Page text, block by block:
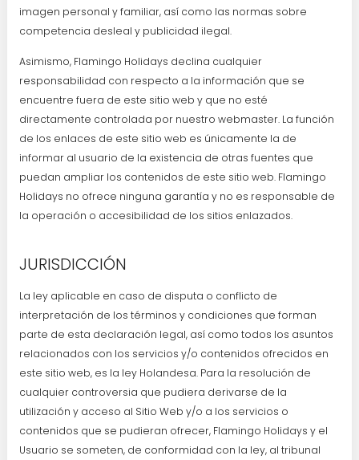
imagen personal y familiar, así como las normas sobre
competencia desleal y publicidad ilegal.
Asimismo, Flamingo Holidays declina cualquier
responsabilidad con respecto a la información que se
encuentre fuera de este sitio web y que no esté
directamente controlada por nuestro webmaster. La función
de los enlaces de este sitio web es únicamente la de
informar al usuario de la existencia de otras fuentes que
puedan ampliar los contenidos de este sitio web. Flamingo
Holidays no ofrece ninguna garantía y no es responsable de
la operación o accesibilidad de los sitios enlazados.
JURISDICCIÓN
La ley aplicable en caso de disputa o conflicto de
interpretación de los términos y condiciones que forman
parte de esta declaración legal, así como todos los asuntos
relacionados con los servicios y/o contenidos ofrecidos en
este sitio web, es la ley Holandesa. Para la resolución de
cualquier controversia que pudiera derivarse de la
utilización y acceso al Sitio Web y/o a los servicios o
contenidos que se pudieran ofrecer, Flamingo Holidays y el
Usuario se someten, de conformidad con la ley, al tribunal